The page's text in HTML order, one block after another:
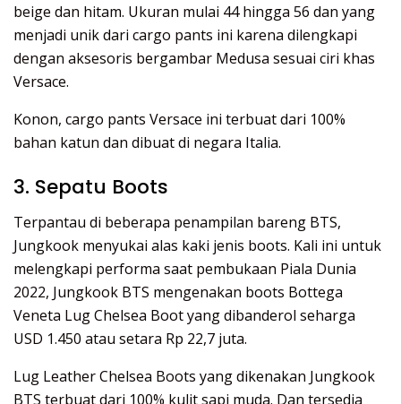
beige dan hitam. Ukuran mulai 44 hingga 56 dan yang
menjadi unik dari cargo pants ini karena dilengkapi
dengan aksesoris bergambar Medusa sesuai ciri khas
Versace.
Konon, cargo pants Versace ini terbuat dari 100%
bahan katun dan dibuat di negara Italia.
3. Sepatu Boots
Terpantau di beberapa penampilan bareng BTS,
Jungkook menyukai alas kaki jenis boots. Kali ini untuk
melengkapi performa saat pembukaan Piala Dunia
2022, Jungkook BTS mengenakan boots Bottega
Veneta Lug Chelsea Boot yang dibanderol seharga
USD 1.450 atau setara Rp 22,7 juta.
Lug Leather Chelsea Boots yang dikenakan Jungkook
BTS terbuat dari 100% kulit sapi muda. Dan tersedia